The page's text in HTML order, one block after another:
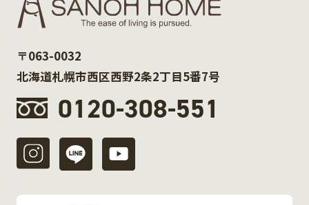
〒063-0032
北海道札幌市西区西野2条2丁目5番7号
0120-308-551